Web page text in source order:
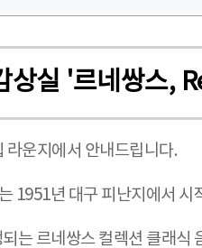
상실 '르네쌍스,
라운지에서 안내드립니다.
1951년 대구 피난지에서
는 르네쌍스 컬렉션 클래식